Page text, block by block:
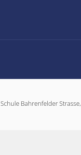
Schule Bahrenfelder Strasse,